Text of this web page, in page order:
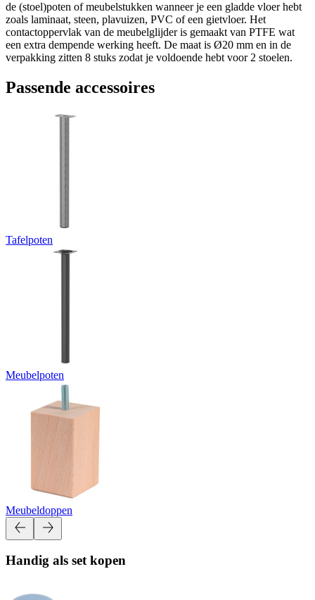
de (stoel)poten of meubelstukken wanneer je een gladde vloer hebt
zoals laminaat, steen, plavuizen, PVC of een gietvloer. Het
contactoppervlak van de meubelglijder is gemaakt van PTFE wat
een extra dempende werking heeft. De maat is Ø20 mm en in de
verpakking zitten 8 stuks zodat je voldoende hebt voor 2 stoelen.
Passende accessoires
Tafelpoten
Meubelpoten
Meubeldoppen
Handig als set kopen